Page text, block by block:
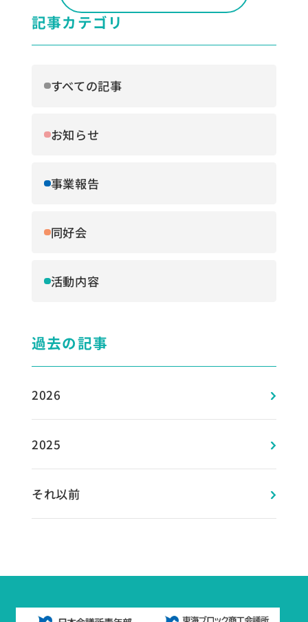
記事カテゴリ
すべての記事
お知らせ
事業報告
同好会
活動内容
過去の記事
2026
2025
それ以前